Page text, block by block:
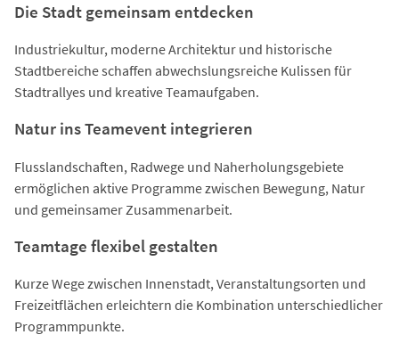
Die Stadt gemeinsam entdecken
Industriekultur, moderne Architektur und historische
Stadtbereiche schaffen abwechslungsreiche Kulissen für
Stadtrallyes und kreative Teamaufgaben.
Natur ins Teamevent integrieren
Flusslandschaften, Radwege und Naherholungsgebiete
ermöglichen aktive Programme zwischen Bewegung, Natur
und gemeinsamer Zusammenarbeit.
Teamtage flexibel gestalten
Kurze Wege zwischen Innenstadt, Veranstaltungsorten und
Freizeitflächen erleichtern die Kombination unterschiedlicher
Programmpunkte.